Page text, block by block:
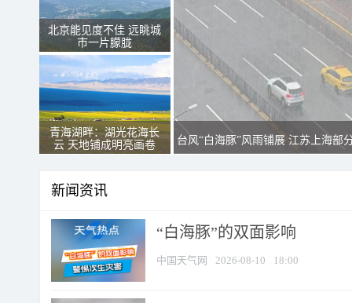
北京能见度不佳 远眺城
市一片朦胧
青海湖畔：湖光花海长
云 天地铺成明亮画卷
台风“白海豚”风雨铺展 江苏上海部
新闻资讯
​“白海豚”的双面影响
中国天气网 2026-08-10 18:00